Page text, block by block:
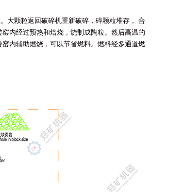
大颗粒返回破碎机重新破碎，碎颗粒堆存， 合
内经过预热和焙烧，烧制成陶粒。然后高温的
内辅助燃烧，可以节省燃料。燃料经多通道燃